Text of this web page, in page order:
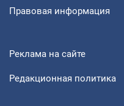
Правовая информация
Реклама на сайте
Редакционная политика